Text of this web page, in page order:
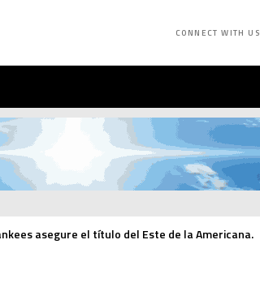
CONNECT WITH US
asegure el título del Este de la Americana.